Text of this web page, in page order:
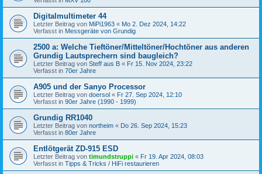
Digitalmultimeter 44
Letzter Beitrag von MiPi1963 « Mo 2. Dez 2024, 14:22
Verfasst in Messgeräte von Grundig
2500 a: Welche Tieftöner/Mitteltöner/Hochtöner aus anderen
Grundig Lautsprechern sind baugleich?
Letzter Beitrag von Steff aus B « Fr 15. Nov 2024, 23:22
Verfasst in 70er Jahre
A905 und der Sanyo Processor
Letzter Beitrag von doersol « Fr 27. Sep 2024, 12:10
Verfasst in 90er Jahre (1990 - 1999)
Grundig RR1040
Letzter Beitrag von northeim « Do 26. Sep 2024, 15:23
Verfasst in 80er Jahre
Entlötgerät ZD-915 ESD
Letzter Beitrag von timundstruppi « Fr 19. Apr 2024, 08:03
Verfasst in Tipps & Tricks / HiFi restaurieren